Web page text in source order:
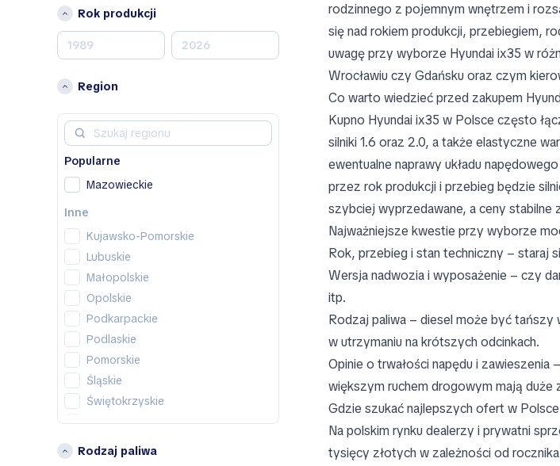
Acura
Adler
Aeolus
Aiways
Al Damani
Alfa Romeo
Alpina
Alpine
Apal
Arcfox
Ariel
Aro
Asia
Aston Martin
Auburn
Aurus
Austin
Autobianchi
Rok produkcji
Region
Popularne
Mazowieckie
Inne
Kujawsko-Pomorskie
Lubuskie
Małopolskie
Opolskie
Podkarpackie
Podlaskie
Pomorskie
Śląskie
Świętokrzyskie
Wielkopolskie
Rodzaj paliwa
rodzinnego z pojemnym wnętrzem i
się nad rokiem produkcji, przebiegiem,
uwagę przy wyborze Hyundai ix35 w
Wrocławiu czy Gdańsku oraz czym
Co warto wiedzieć przed zakupem
Kupno Hyundai ix35 w Polsce często
silniki 1.6 oraz 2.0, a także elastyczne
ewentualne naprawy układu
przez rok produkcji i przebieg będzie
szybciej wyprzedawane, a ceny stabilne
Najważniejsze kwestie przy wyborze
Rok, przebieg i stan techniczny – staraj
Wersja nadwozia i wyposażenie – czy
itp.
Rodzaj paliwa – diesel może być tańszy
w utrzymaniu na krótszych odcinkach.
Opinie o trwałości napędu i zawieszenia
większym ruchem drogowym mają duże
Gdzie szukać najlepszych ofert w Polsce
Na polskim rynku dealerzy i prywatni
tysięcy złotych w zależności od